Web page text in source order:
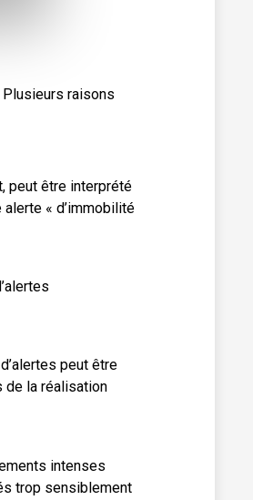
Plusieurs raisons
peut être interprété
« d’immobilité
peut être
de la réalisation
intenses
trop sensiblement